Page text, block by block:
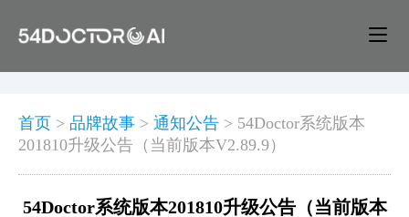
首页 > 品牌故事 > 通知公告 > 54Doctor系统版本
201810升级公告（当前版本V2.89.9）
54Doctor系统版本201810升级公告（当前版本